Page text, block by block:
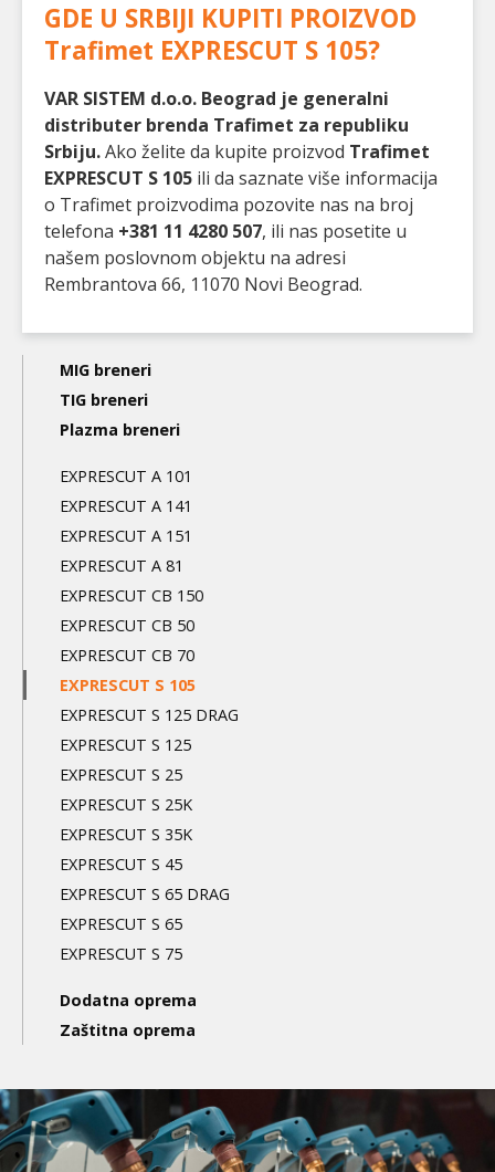
GDE U SRBIJI KUPITI PROIZVOD
Trafimet EXPRESCUT S 105?
VAR SISTEM d.o.o. Beograd je generalni
distributer brenda Trafimet za republiku
Srbiju.Ako želite da kupite proizvod Trafimet
EXPRESCUT S 105 ili da saznate više informacija
o Trafimet proizvodima pozovite nas na broj
telefona +381 11 4280 507, ili nas posetite u
našem poslovnom objektu na adresi
Rembrantova 66, 11070 Novi Beograd.
Main
navigation
3nd
level
MIG breneri
TIG breneri
Plazma breneri
EXPRESCUT A 101
EXPRESCUT A 141
EXPRESCUT A 151
EXPRESCUT A 81
EXPRESCUT CB 150
EXPRESCUT CB 50
EXPRESCUT CB 70
EXPRESCUT S 105
EXPRESCUT S 125 DRAG
EXPRESCUT S 125
EXPRESCUT S 25
EXPRESCUT S 25K
EXPRESCUT S 35K
EXPRESCUT S 45
EXPRESCUT S 65 DRAG
EXPRESCUT S 65
EXPRESCUT S 75
Dodatna oprema
Zaštitna oprema